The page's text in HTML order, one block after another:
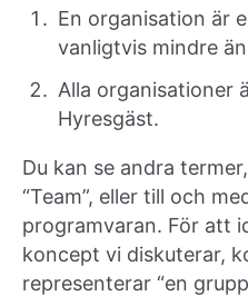
En organisation är
vanligtvis mindre
Alla organisationer
Hyresgäst.
Du kan se andra
“Team”, eller till och
programvaran. För att
koncept vi diskuterar,
representerar “en